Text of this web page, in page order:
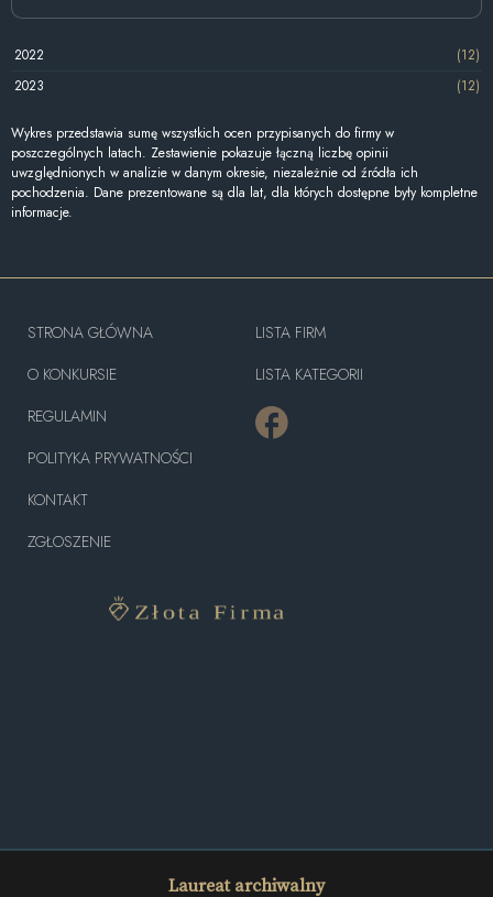
2022
(12)
2023
(12)
Wykres przedstawia sumę wszystkich ocen przypisanych do firmy w
poszczególnych latach. Zestawienie pokazuje łączną liczbę opinii
uwzględnionych w analizie w danym okresie, niezależnie od źródła ich
pochodzenia. Dane prezentowane są dla lat, dla których dostępne były kompletne
informacje.
Laureat archiwalny
STRONA GŁÓWNA
O KONKURSIE
REGULAMIN
POLITYKA PRYWATNOŚCI
KONTAKT
ZGŁOSZENIE
LISTA FIRM
LISTA KATEGORII